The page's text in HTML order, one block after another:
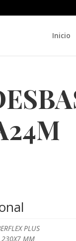
Inicio
PLUS
MM